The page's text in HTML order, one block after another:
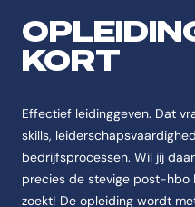
Antwoord-
De opleiding Management is
Naam
De opleiding heet Management.
Instelling
De opleiding Management
KORT
Effectief leidinggeven. Dat
skills,
bedrijfsprocessen. Wil jij
precies de stevige post-hbo
zoekt! De opleiding wordt